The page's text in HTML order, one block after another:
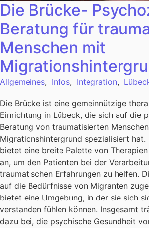
Die Brücke-
Beratung für
Menschen mit
Allgemeines, Infos, Integration,
Die Brücke ist eine gemeinnützige
Einrichtung in Lübeck, die sich auf die
Beratung von traumatisierten
Migrationshintergrund spezialisiert hat.
bietet eine breite Palette von
an, um den Patienten bei der
traumatischen Erfahrungen zu helfen.
auf die Bedürfnisse von Migranten
bietet eine Umgebung, in der sie sich
verstanden fühlen können. Insgesamt
dazu bei, die psychische Gesundheit